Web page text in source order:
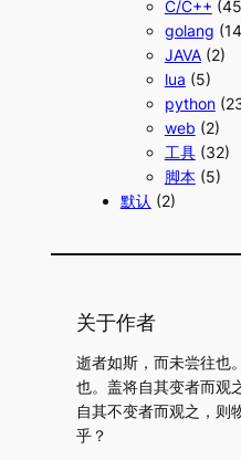
C/C++
golang
JAVA(2)
lua (5)
python
web (2)
工具(32)
脚本 (5)
默认 (2)
关于作者
逝者如斯，而未尝往也
也。盖将自其变者而观
自其不变者而观之，则
乎？